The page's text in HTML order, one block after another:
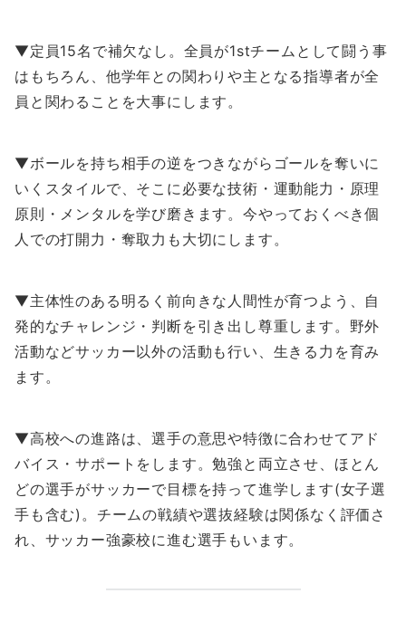
▼定員15名で補欠なし。全員が1stチームとして闘う事
はもちろん、他学年との関わりや主となる指導者が全
員と関わることを大事にします。
▼ボールを持ち相手の逆をつきながらゴールを奪いに
いくスタイルで、そこに必要な技術・運動能力・原理
原則・メンタルを学び磨きます。今やっておくべき個
人での打開力・奪取力も大切にします。
▼主体性のある明るく前向きな人間性が育つよう、自
発的なチャレンジ・判断を引き出し尊重します。野外
活動などサッカー以外の活動も行い、生きる力を育み
ます。
▼高校への進路は、選手の意思や特徴に合わせてアド
バイス・サポートをします。勉強と両立させ、ほとん
どの選手がサッカーで目標を持って進学します(女子選
手も含む)。チームの戦績や選抜経験は関係なく評価さ
れ、サッカー強豪校に進む選手もいます。